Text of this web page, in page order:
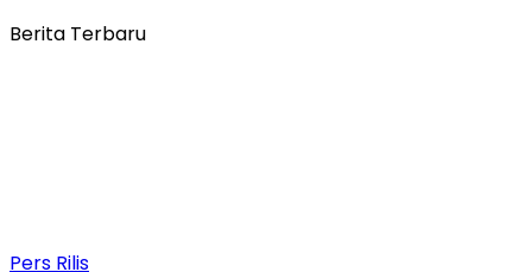
Berita Terbaru
Pers Rilis